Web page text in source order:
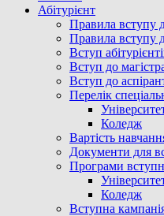
Абітурієнт
Правила вступу
Правила вступу
Вступ
Вступ до
Вступ до
Перелік
Коледж
Вартість
Документи для
Програми
Коледж
Вступна